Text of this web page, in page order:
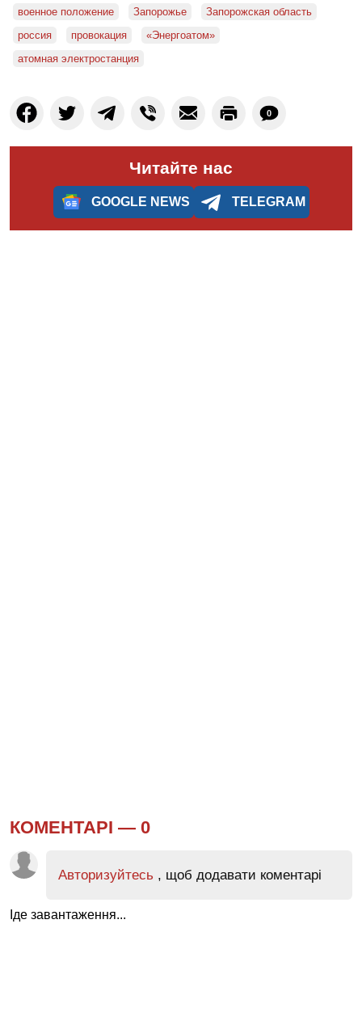
военное положение
Запорожье
Запорожская область
россия
провокация
«Энергоатом»
атомная электростанция
0
Читайте нас
GOOGLE NEWS TELEGRAM
КОМЕНТАРІ — 0
Авторизуйтесь , щоб додавати коментарі
Іде завантаження...